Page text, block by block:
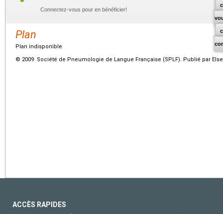
Connectez-vous pour en bénéficier!
Plan
Plan indisponible
© 2009 Société de Pneumologie de Langue Française (SPLF). Publié par
ACCÈS RAPIDES